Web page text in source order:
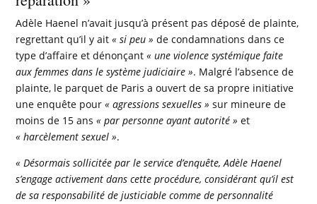
Adèle Haenel n’avait jusqu’à présent pas déposé de plainte,
regrettant qu’il y ait« si peu » de condamnations dans ce
type d’affaire et dénonçant« une violence systémique faite
aux femmes dans le système judiciaire ». Malgré l’absence de
plainte, le parquet de Paris a ouvert de sa propre initiative
une enquête pour « agressions sexuelles » sur mineure de
moins de 15 ans« par personne ayant autorité » et
« harcèlement sexuel ».
« Désormais sollicitée par le service d’enquête, Adèle Haenel
s’engage activement dans cette procédure, considérant qu’il est
de sa responsabilité de justiciable comme de personnalité